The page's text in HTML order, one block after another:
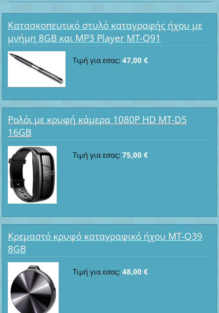
Κατασκοπευτικό στυλό καταγραφής ήχου με
μνήμη 8GB και MP3 Player MT-Q91
Τιμή για εσας: 47,00 €
Ρολόι με κρυφή κάμερα 1080P HD MT-D5
16GB
Τιμή για εσας: 75,00 €
Κρεμαστό κρυφό καταγραφικό ήχου MT-Q39
8GB
Τιμή για εσας: 48,00 €